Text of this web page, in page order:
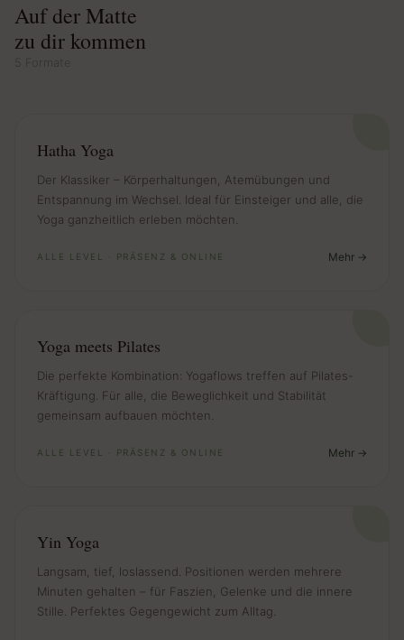
Auf der Matte
zu dir kommen
5 Formate
Hatha Yoga
Der Klassiker – Körperhaltungen, Atemübungen und
Entspannung im Wechsel. Ideal für Einsteiger und alle, die
Yoga ganzheitlich erleben möchten.
ALLE LEVEL · PRÄSENZ & ONLINE Mehr
Yoga meets Pilates
Die perfekte Kombination: Yogaflows treffen auf Pilates-
Kräftigung. Für alle, die Beweglichkeit und Stabilität
gemeinsam aufbauen möchten.
ALLE LEVEL · PRÄSENZ & ONLINE Mehr
Yin Yoga
Langsam, tief, loslassend. Positionen werden mehrere
Minuten gehalten – für Faszien, Gelenke und die innere
Stille. Perfektes Gegengewicht zum Alltag.